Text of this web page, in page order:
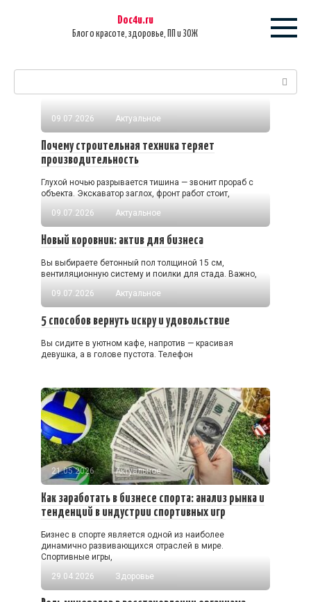
Doc4u.ru
Блог о красоте, здоровье, ПП и ЗОЖ
09.07.2026 Актуальное
Почему строительная техника теряет
производительность
Глухой ночью разрывается тишина — звонит прораб с
объекта. Экскаватор заглох, фронт работ стоит,
09.07.2026
Актуальное
Новый коровник: актив для бизнеса
Вы выбираете бетонный пол толщиной 15 см,
вентиляционную систему и поилки для стада. Важно,
09.07.2026
Актуальное
5 способов вернуть искру и удовольствие
Вы сидите в уютном кафе, напротив — красивая
девушка, а в голове пустота. Телефон
21.05.2026 Актуальное
Как заработать в бизнесе спорта: анализ рынка и
тенденций в индустрии спортивных игр
Бизнес в спорте является одной из наиболее
динамично развивающихся отраслей в мире.
Спортивные игры,
29.04.2026
Здоровье